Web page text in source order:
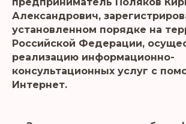
Александрович,
установленном порядке на
Российской Федерации,
реализацию информационно-
консультационных услуг с
Интернет.